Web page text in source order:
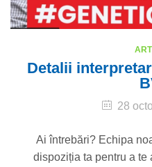
Detalii
28
Ai întrebări? Echipa
dispoziția ta pentru a te